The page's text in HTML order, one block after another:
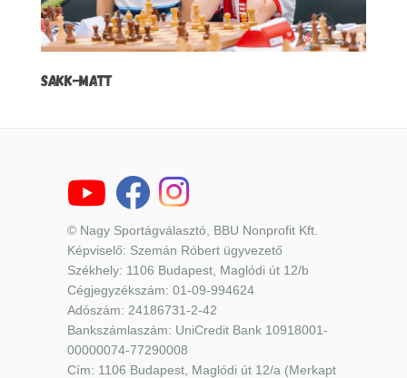
SAKK-MATT
© Nagy Sportágválasztó, BBU Nonprofit Kft.
Képviselő: Szemán Róbert ügyvezető
Székhely: 1106 Budapest, Maglódi út 12/b
Cégjegyzékszám: 01-09-994624
Adószám: 24186731-2-42
Bankszámlaszám: UniCredit Bank 10918001-
00000074-77290008
Cím: 1106 Budapest, Maglódi út 12/a (Merkapt